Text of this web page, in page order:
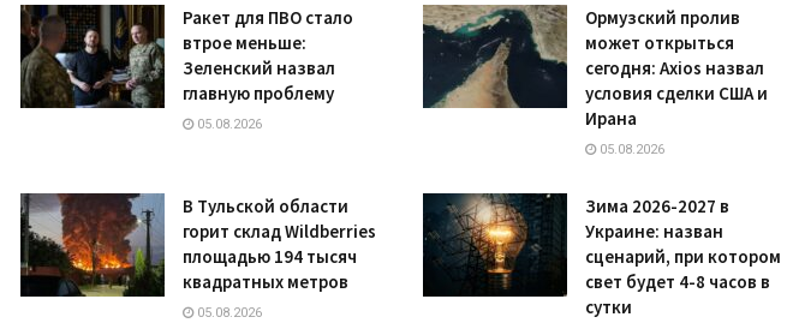
Ракет для ПВО стало
втрое меньше:
Зеленский назвал
главную проблему
05.08.2026
Ормузский пролив
может открыться
сегодня: Axios назвал
условия сделки США и
Ирана
05.08.2026
В Тульской области
горит склад Wildberries
площадью 194 тысяч
квадратных метров
05.08.2026
Зима 2026-2027 в
Украине: назван
сценарий, при котором
свет будет 4-8 часов в
сутки